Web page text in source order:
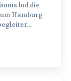
Hamburg